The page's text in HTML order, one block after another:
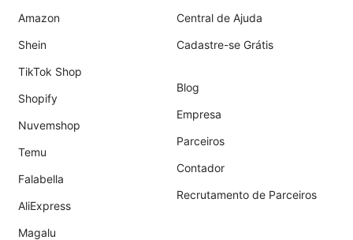
Amazon
Shein
TikTok Shop
Shopify
Nuvemshop
Temu
Falabella
AliExpress
Magalu
Central de Ajuda
Cadastre-se Grátis
Blog
Empresa
Parceiros
Contador
Recrutamento de Parceiros